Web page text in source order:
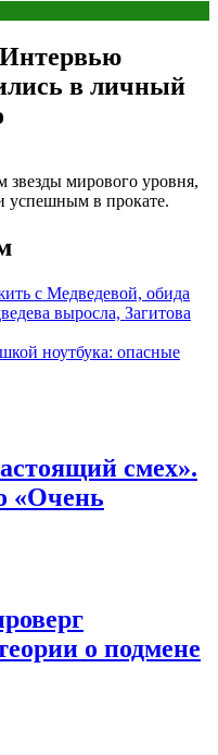
в личный
звезды мирового уровня,
успешным в прокате.
с Медведевой, обида
выросла, Загитова
ноутбука: опасные
смех».
«Очень
о подмене